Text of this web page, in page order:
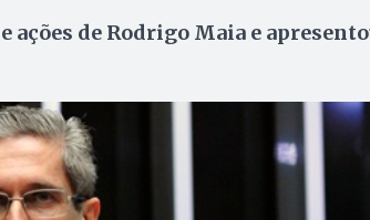
ações de Rodrigo Maia e